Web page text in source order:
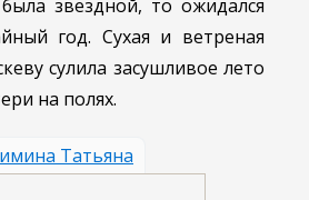
звездной, то ожидался
год. Сухая и ветреная
сулила засушливое лето
на полях.
Татьяна